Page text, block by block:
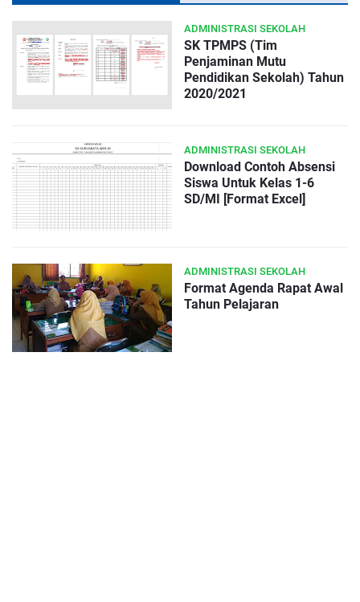
ADMINISTRASI SEKOLAH
SK TPMPS (Tim
Penjaminan Mutu
Pendidikan Sekolah) Tahun
2020/2021
ADMINISTRASI SEKOLAH
Download Contoh Absensi
Siswa Untuk Kelas 1-6
SD/MI [Format Excel]
ADMINISTRASI SEKOLAH
Format Agenda Rapat Awal
Tahun Pelajaran